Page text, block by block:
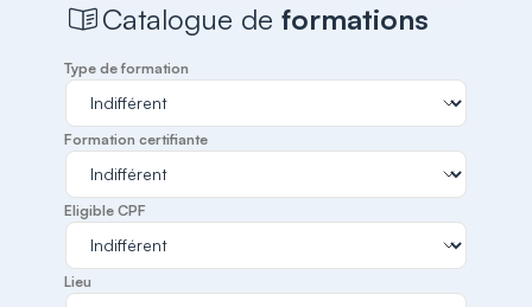
Catalogue deformations
Type de formation
Formation certifiante
Eligible CPF
Lieu